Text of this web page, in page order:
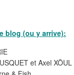
blog (ou y arrive):
et Axel XÖUL